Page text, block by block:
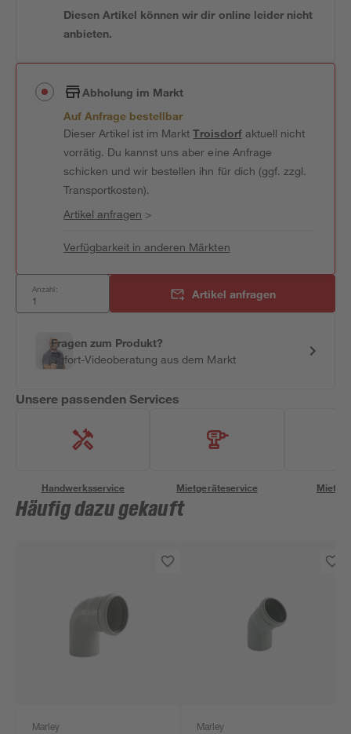
Diesen Artikel können wir dir online leider nicht
anbieten.
Abholung im Markt
Auf Anfrage bestellbar
Dieser Artikel ist im MarktTroisdorfaktuell nicht
vorrätig. Du kannst uns aber eine Anfrage
schicken und wir bestellen ihn für dich (ggf. zzgl.
Transportkosten).
Artikel anfragen >
Verfügbarkeit in anderen Märkten
Anzahl: Artikel anfragen
Fragen zum Produkt?
Sofort-Videoberatung aus dem Markt
Unsere passenden Services
Handwerksservice Mietgeräteservice
Häufig dazu gekauft
Marley Marley